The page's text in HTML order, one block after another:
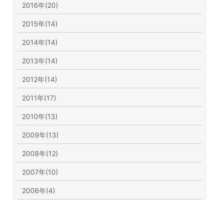
2016年(20)
2015年(14)
2014年(14)
2013年(14)
2012年(14)
2011年(17)
2010年(13)
2009年(13)
2008年(12)
2007年(10)
2006年(4)